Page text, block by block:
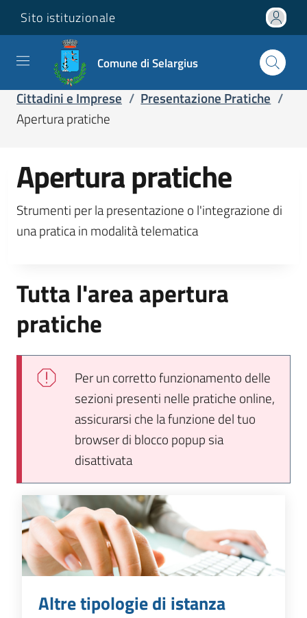
Sito istituzionale
Comune di Selargius
/ Servizi
Cittadini e Imprese / Presentazione Pratiche /
Apertura pratiche
Apertura pratiche
Strumenti per la presentazione o l'integrazione di
una pratica in modalità telematica
Tutta l'area apertura
pratiche
Per un corretto funzionamento delle
sezioni presenti nelle pratiche online,
assicurarsi che la funzione del tuo
browser di blocco popup sia
disattivata
Altre tipologie di istanza